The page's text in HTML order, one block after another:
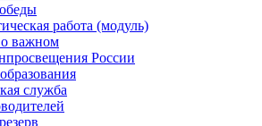
работа (модуль)
важном
России
служба